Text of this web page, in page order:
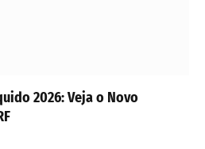
2026: Veja o Novo